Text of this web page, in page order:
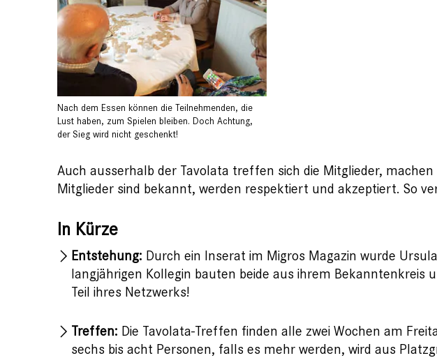
Nach dem Essen können die Teilnehmenden, die
Lust haben, zum Spielen bleiben. Doch Achtung,
der Sieg wird nicht geschenkt!
Auch ausserhalb der Tavolata treffen sich die Mitglieder,
Mitglieder sind bekannt, werden respektiert und akzeptiert. So
In Kürze
Entstehung: Durch ein Inserat im Migros Magazin wurde
langjährigen Kollegin bauten beide aus ihrem Bekanntenkreis
Teil ihres Netzwerks!
Treffen: Die Tavolata-Treffen finden alle zwei Wochen am
sechs bis acht Personen, falls es mehr werden, wird aus